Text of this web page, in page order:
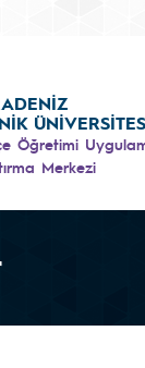
Öğretimi
Merkezi